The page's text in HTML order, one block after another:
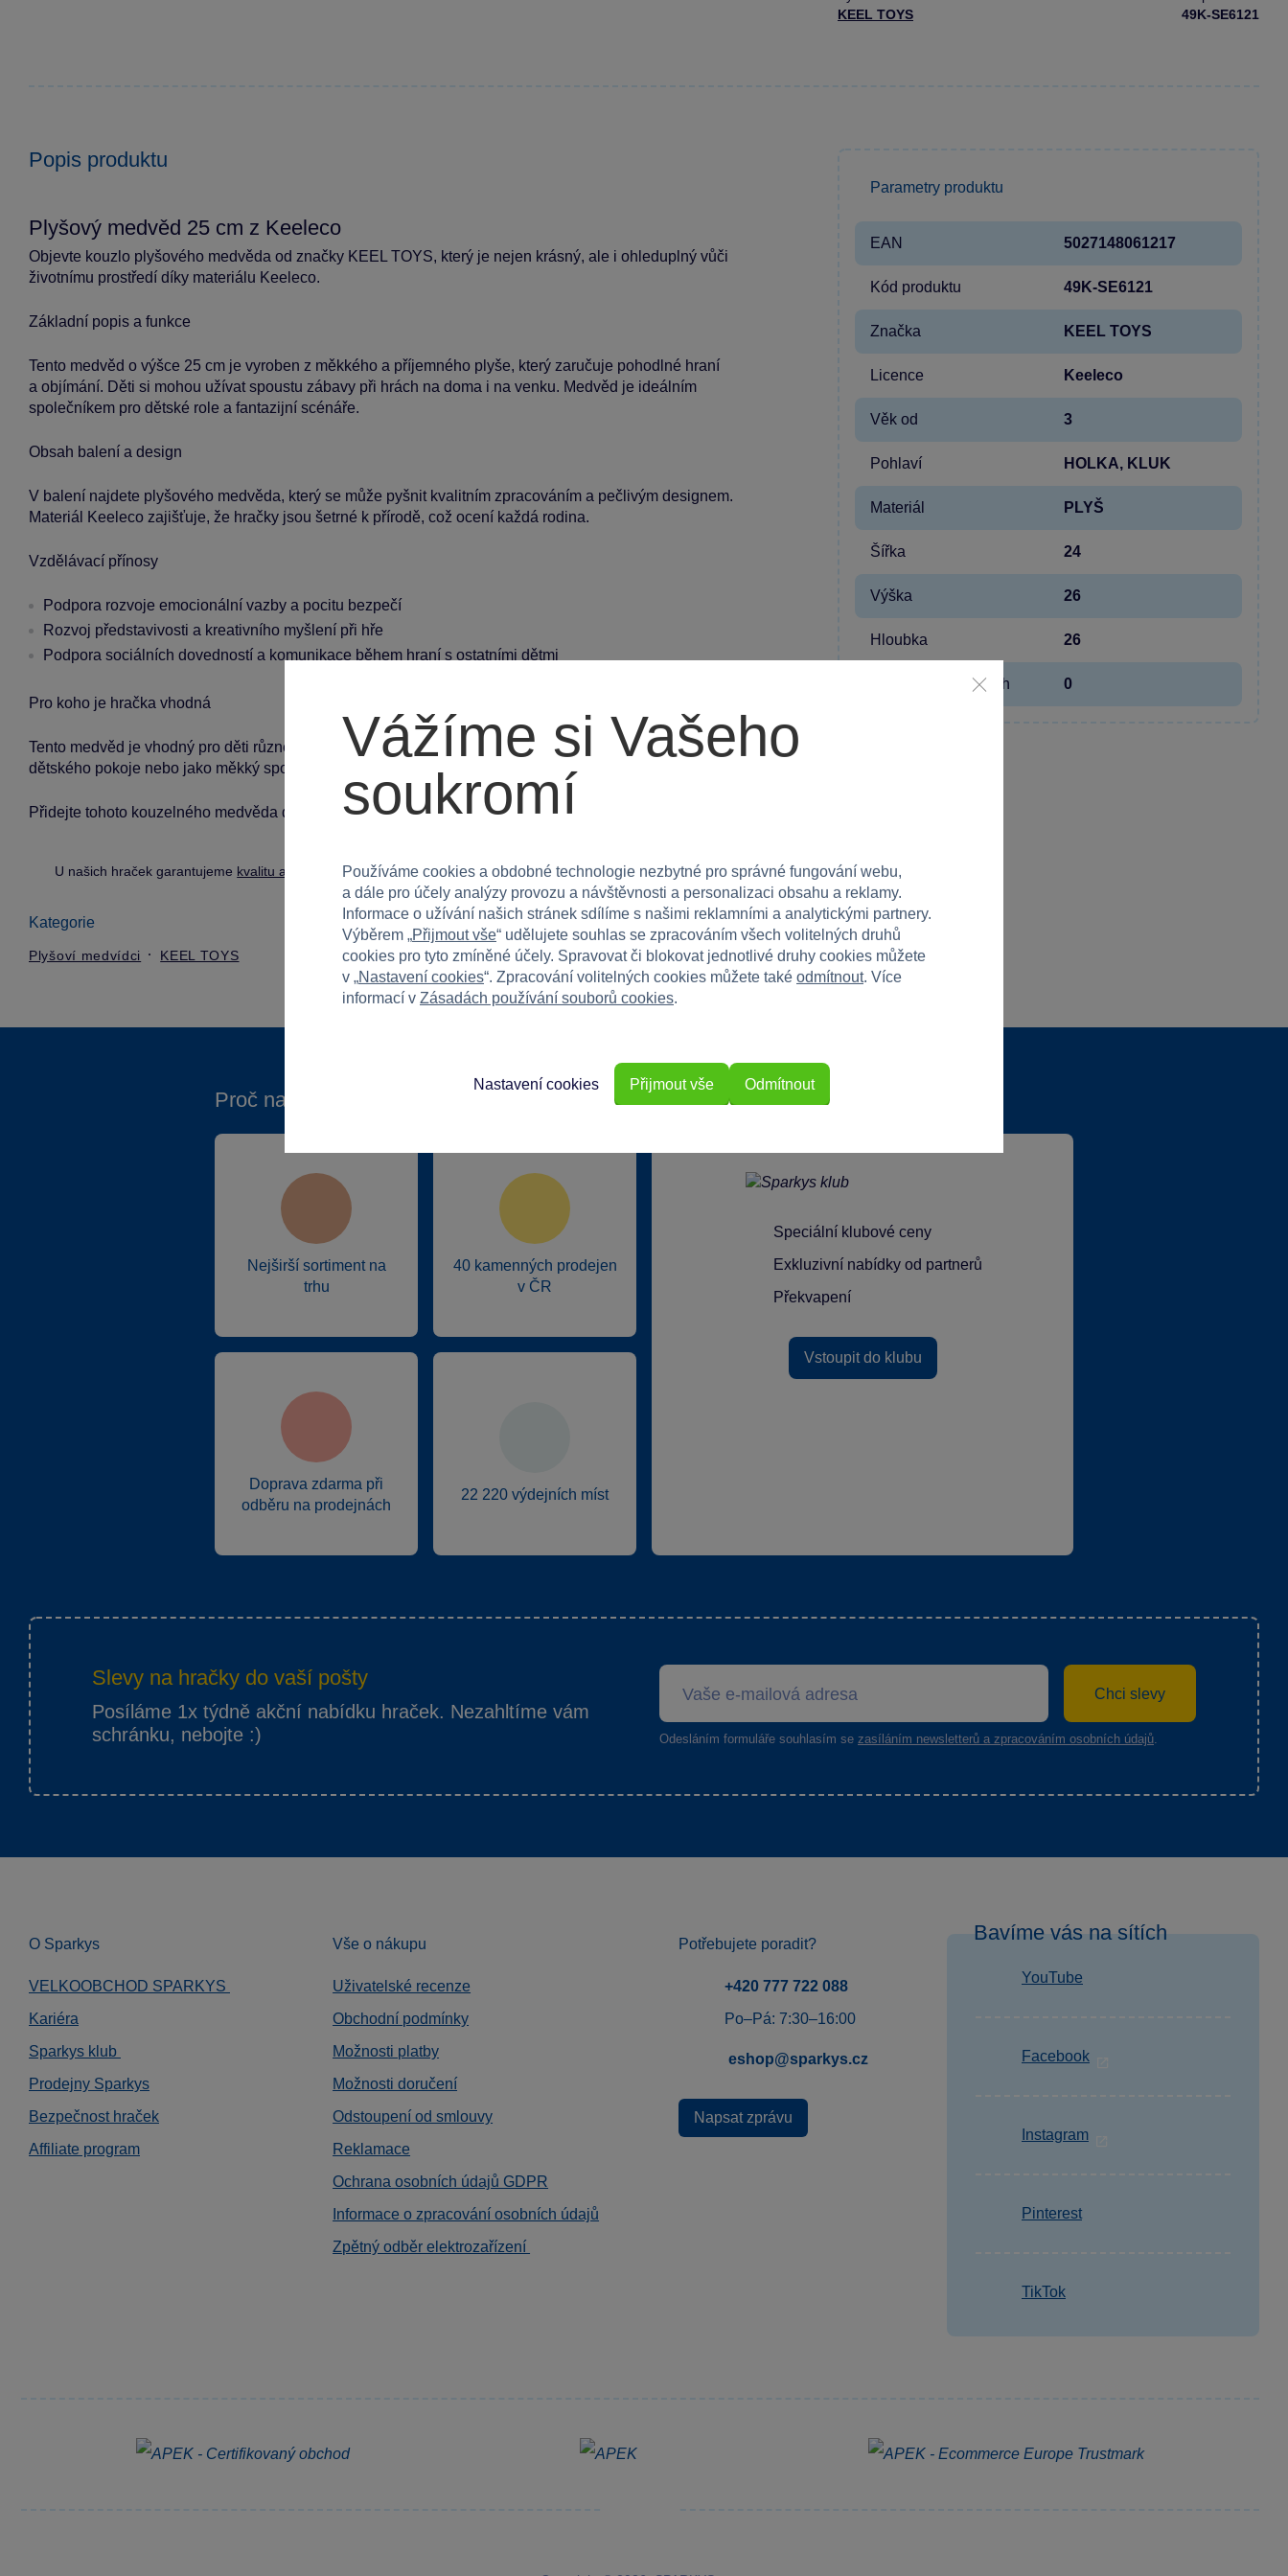
KEEL TOYS
49K-SE6121
Popis produktu
Plyšový medvěd 25 cm z Keeleco
Objevte kouzlo plyšového medvěda od značky KEEL TOYS, který je nejen krásný, ale i ohleduplný vůči
životnímu prostředí díky materiálu Keeleco.
Základní popis a funkce
Tento medvěd o výšce 25 cm je vyroben z měkkého a příjemného plyše, který zaručuje pohodlné hraní
a objímání. Děti si mohou užívat spoustu zábavy při hrách na doma i na venku. Medvěd je ideálním
společníkem pro dětské role a fantazijní scénáře.
Obsah balení a design
V balení najdete plyšového medvěda, který se může pyšnit kvalitním zpracováním a pečlivým designem.
Materiál Keeleco zajišťuje, že hračky jsou šetrné k přírodě, což ocení každá rodina.
Vzdělávací přínosy
Podpora rozvoje emocionální vazby a pocitu bezpečí
Rozvoj představivosti a kreativního myšlení při hře
Podpora sociálních dovedností a komunikace během hraní s ostatními dětmi
Pro koho je hračka vhodná
Tento medvěd je vhodný pro děti různého věku, nabízí ideální zábavu pro kluky i holky. Je perfektní volbou do
dětského pokoje nebo jako měkký společník na cestách.
Přidejte tohoto kouzelného medvěda do své rodiny a zažijte společné chvíle plné lásky a zábavy!
U našich hraček garantujeme kvalitu a bezpečnost.
Kategorie
Plyšoví medvídci KEEL TOYS
Parametry produktu
EAN 5027148061217
Kód produktu 49K-SE6121
Značka KEEL TOYS
Licence Keeleco
Věk od 3
Pohlaví HOLKA, KLUK
Materiál PLYŠ
Šířka 24
Výška 26
Hloubka 26
Hmotnost v gramech 0
Proč nakupovat ve Sparkys?
Nejširší sortiment na
trhu
40 kamenných prodejen
v ČR
Doprava zdarma při
odběru na prodejnách
22 220 výdejních míst
Speciální klubové ceny
Exkluzivní nabídky od partnerů
Překvapení
Vstoupit do klubu
Slevy na hračky do vaší pošty
Posíláme 1x týdně akční nabídku hraček. Nezahltíme vám
schránku, nebojte :)
Chci slevy
Odesláním formuláře souhlasím se zasíláním newsletterů a zpracováním osobních údajů
O Sparkys
VELKOOBCHOD SPARKYS
Kariéra
Sparkys klub
Prodejny Sparkys
Bezpečnost hraček
Affiliate program
Vše o nákupu
Uživatelské recenze
Obchodní podmínky
Možnosti platby
Možnosti doručení
Odstoupení od smlouvy
Reklamace
Ochrana osobních údajů GDPR
Informace o zpracování osobních údajů
Zpětný odběr elektrozařízení
Potřebujete poradit?
+420 777 722 088
Po–Pá: 7:30–16:00
eshop@sparkys.cz
Napsat zprávu
Bavíme vás na sítích
YouTube
Facebook
Instagram
Pinterest
TikTok
Vážíme si Vašeho
soukromí
Používáme cookies a obdobné technologie nezbytné pro správné fungování webu,
a dále pro účely analýzy provozu a návštěvnosti a personalizaci obsahu a reklamy.
Informace o užívání našich stránek sdílíme s našimi reklamními a analytickými partnery.
Výběrem „Přijmout vše“ udělujete souhlas se zpracováním všech volitelných druhů
cookies pro tyto zmíněné účely. Spravovat či blokovat jednotlivé druhy cookies můžete
v „Nastavení cookies“. Zpracování volitelných cookies můžete také odmítnout. Více
informací v Zásadách používání souborů cookies.
Odmítnout
Nastavení cookies Přijmout vše